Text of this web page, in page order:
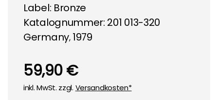
Label: Bronze
Katalognummer: 201 013-320
Germany, 1979
59,90 €
inkl. MwSt. zzgl. Versandkosten*